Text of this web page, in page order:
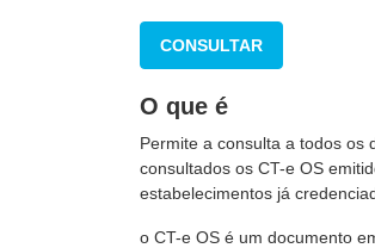
CONSULTAR
O que é
Permite a consulta a todos os
consultados os CT-e OS
estabelecimentos já
o CT-e OS é um documento